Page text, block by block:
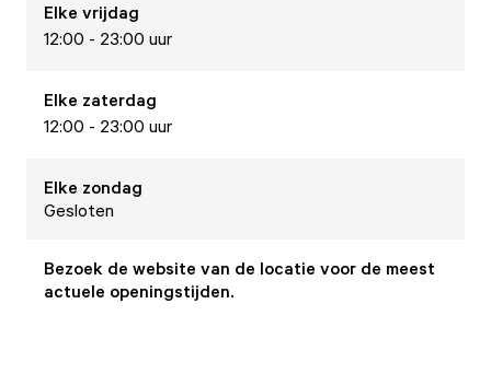
Elke vrijdag
12:00 - 23:00 uur
Elke zaterdag
12:00 - 23:00 uur
Elke zondag
Gesloten
Bezoek de website van de locatie voor de meest
actuele openingstijden.